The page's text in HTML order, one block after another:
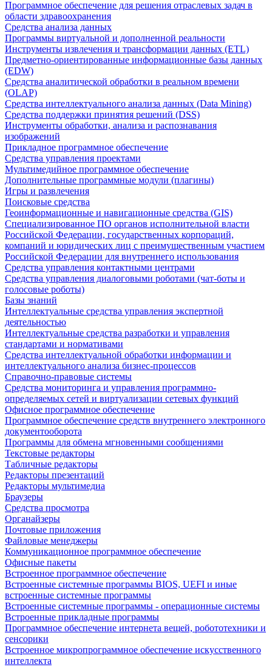
Программное обеспечение для решения отраслевых задач в
области здравоохранения
Средства анализа данных
Программы виртуальной и дополненной реальности
Инструменты извлечения и трансформации данных (ETL)
Предметно-ориентированные информационные базы данных
(EDW)
Средства аналитической обработки в реальном времени
(OLAP)
Средства интеллектуального анализа данных (Data Mining)
Средства поддержки принятия решений (DSS)
Инструменты обработки, анализа и распознавания
изображений
Прикладное программное обеспечение
Средства управления проектами
Мультимедийное программное обеспечение
Дополнительные программные модули (плагины)
Игры и развлечения
Поисковые средства
Геоинформационные и навигационные средства (GIS)
Специализированное ПО органов исполнительной власти
Российской Федерации, государственных корпораций,
компаний и юридических лиц с преимущественным участием
Российской Федерации для внутреннего использования
Средства управления контактными центрами
Средства управления диалоговыми роботами (чат-боты и
голосовые роботы)
Базы знаний
Интеллектуальные средства управления экспертной
деятельностью
Интеллектуальные средства разработки и управления
стандартами и нормативами
Средства интеллектуальной обработки информации и
интеллектуального анализа бизнес-процессов
Справочно-правовые системы
Средства мониторинга и управления программно-
определяемых сетей и виртуализации сетевых функций
Офисное программное обеспечение
Программное обеспечение средств внутреннего электронного
документооборота
Программы для обмена мгновенными сообщениями
Текстовые редакторы
Табличные редакторы
Редакторы презентаций
Редакторы мультимедиа
Браузеры
Средства просмотра
Органайзеры
Почтовые приложения
Файловые менеджеры
Коммуникационное программное обеспечение
Офисные пакеты
Встроенное программное обеспечение
Встроенные системные программы BIOS, UEFI и иные
встроенные системные программы
Встроенные системные программы - операционные системы
Встроенные прикладные программы
Программное обеспечение интернета вещей, робототехники и
сенсорики
Встроенное микропрограммное обеспечение искусственного
интеллекта